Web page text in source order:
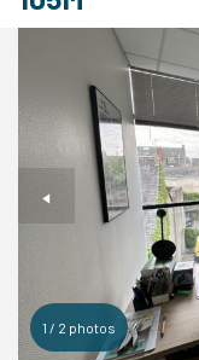
1 / 2 photos